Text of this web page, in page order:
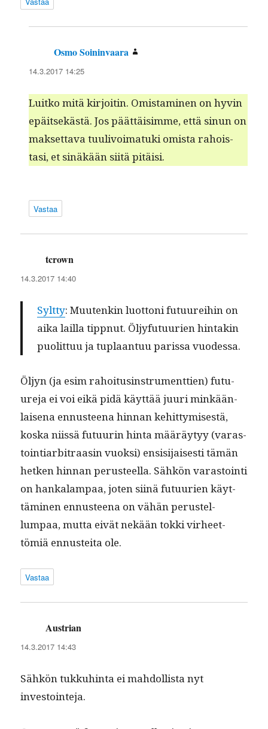
Osmo Soininvaara
14.3.2017 14:25
Luitko mitä kir­joitin. Omis­t­a­mi­nen on hyvin
epäit­sekästä. Jos päät­täisimme, että sin­un on
mak­set­ta­va tuulivoimatu­ki omista rahois­
tasi, et sinäkään siitä pitäisi.
Vastaa
tcrown
14.3.2017 14:40
Sylt­ty: Muutenkin luot­toni futu­urei­hin on
aika lail­la tipp­nut. Öljy­fu­tu­urien hin­takin
puolit­tuu ja tuplaan­tuu paris­sa vuodessa.
Öljyn (ja esim rahoi­tusin­stru­ment­tien) futu­
ure­ja ei voi eikä pidä käyt­tää juuri minkään­
laise­na ennus­teena hin­nan kehit­tymis­es­tä,
kos­ka niis­sä futu­urin hin­ta määräy­tyy (varas­
toin­tiar­bi­traasin vuok­si) ensisi­jais­es­ti tämän
het­ken hin­nan perus­teel­la. Sähkön varas­toin­ti
on han­kalam­paa, joten siinä futu­urien käyt­
tämi­nen ennus­teena on vähän perustel­
lumpaa, mut­ta eivät nekään tok­ki virheet­
tömiä ennustei­ta ole.
Vastaa
Austrian
14.3.2017 14:43
Sähkön tukkuhin­ta ei mah­dol­lista nyt
investointeja.